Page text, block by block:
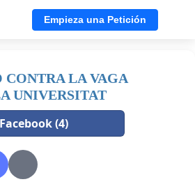
Empieza una Petición
LA VAGA
UNIVERSITAT
(4)